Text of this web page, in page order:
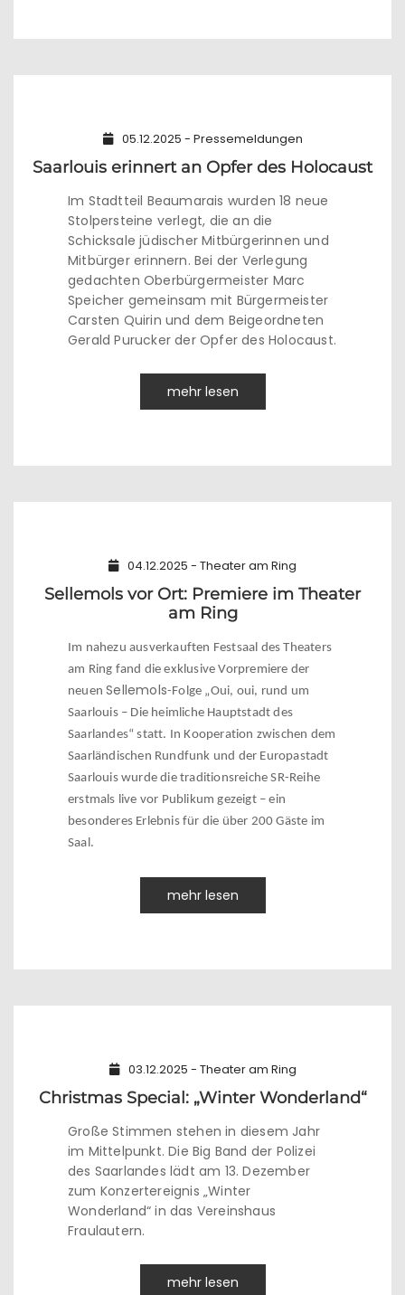
05.12.2025 - Pressemeldungen
Saarlouis erinnert an Opfer des Holocaust
Im Stadtteil Beaumarais wurden 18 neue
Stolpersteine verlegt, die an die
Schicksale jüdischer Mitbürgerinnen und
Mitbürger erinnern. Bei der Verlegung
gedachten Oberbürgermeister Marc
Speicher gemeinsam mit Bürgermeister
Carsten Quirin und dem Beigeordneten
Gerald Purucker der Opfer des Holocaust.
mehr lesen
04.12.2025 - Theater am Ring
Sellemols vor Ort: Premiere im Theater
am Ring
Im nahezu ausverkauften Festsaal des Theaters
am Ring fand die exklusive Vorpremiere der
neuenSellemols-Folge „Oui, oui, rund um
Saarlouis – Die heimliche Hauptstadt des
Saarlandes“ statt. In Kooperation zwischen dem
Saarländischen Rundfunk und der Europastadt
Saarlouis wurde die traditionsreiche SR-Reihe
erstmals live vor Publikum gezeigt – ein
besonderes Erlebnis für die über 200 Gäste im
Saal.
mehr lesen
03.12.2025 - Theater am Ring
Christmas Special: „Winter Wonderland“
Große Stimmen stehen in diesem Jahr
im Mittelpunkt. Die Big Band der Polizei
des Saarlandes lädt am 13. Dezember
zum Konzertereignis „Winter
Wonderland“ in das Vereinshaus
Fraulautern.
mehr lesen